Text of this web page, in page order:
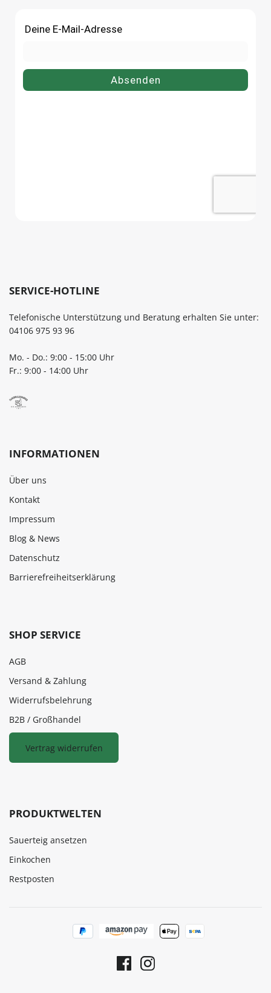
SERVICE-HOTLINE
Telefonische Unterstützung und Beratung erhalten Sie unter:
04106 975 93 96
Mo. - Do.: 9:00 - 15:00 Uhr
Fr.: 9:00 - 14:00 Uhr
INFORMATIONEN
Über uns
Kontakt
Impressum
Blog & News
Datenschutz
Barrierefreiheitserklärung
SHOP SERVICE
AGB
Versand & Zahlung
Widerrufsbelehrung
B2B / Großhandel
Vertrag widerrufen
PRODUKTWELTEN
Sauerteig ansetzen
Einkochen
Restposten